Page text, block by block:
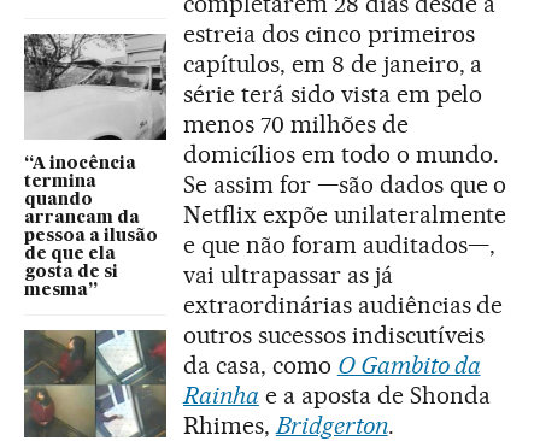
“A inocência
termina
quando
arrancam da
pessoa a ilusão
de que ela
gosta de si
mesma”
estreia dos cinco primeiros
capítulos, em 8 de janeiro, a
série terá sido vista em pelo
menos 70 milhões de
domicílios em todo o mundo.
Se assim for —são dados que o
Netflix expõe unilateralmente
e que não foram auditados—,
vai ultrapassar as já
extraordinárias audiências de
outros sucessos indiscutíveis
da casa, como O Gambito da
Rainha e a aposta de Shonda
Rhimes,Bridgerton.